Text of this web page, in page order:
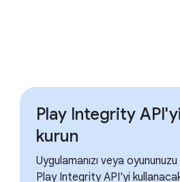
Play Integrity
kurun
Uygulamanızı veya oyununuzu
Play Integrity API'yi